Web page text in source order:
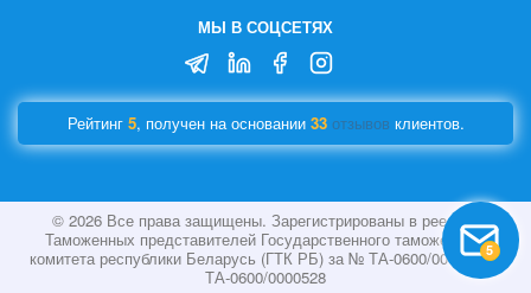
МЫ В СОЦСЕТЯХ
Рейтинг 5, получен на основании 33 отзывов клиентов.
© 2026 Все права защищены. Зарегистрированы в реестре
Таможенных представителей Государственного таможенного
комитета республики Беларусь (ГТК РБ) за № ТА-0600/0000014 и
ТА-0600/0000528
5